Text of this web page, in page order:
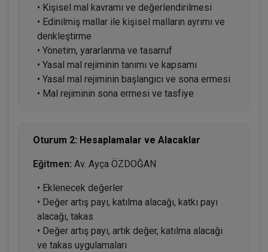
• Kişisel mal kavramı ve değerlendirilmesi
• Edinilmiş mallar ile kişisel malların ayrımı ve
denkleştirme
• Yönetim, yararlanma ve tasarruf
• Yasal mal rejiminin tanımı ve kapsamı
• Yasal mal rejiminin başlangıcı ve sona ermesi
• Mal rejiminin sona ermesi ve tasfiye
Oturum 2: Hesaplamalar ve Alacaklar
Eğitmen: Av. Ayça ÖZDOĞAN
• Eklenecek değerler
• Değer artış payı, katılma alacağı, katkı payı
alacağı, takas
• Değer artış payı, artık değer, katılma alacağı
ve takas uygulamaları